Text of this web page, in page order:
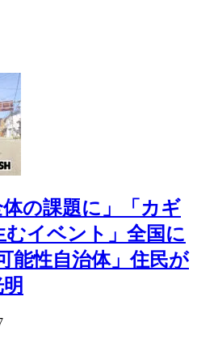
体の課題に」「カギ
イベント」全国に
能性自治体」住民が